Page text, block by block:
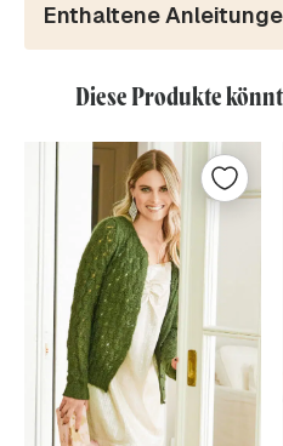
Enthaltene
Diese Produkte